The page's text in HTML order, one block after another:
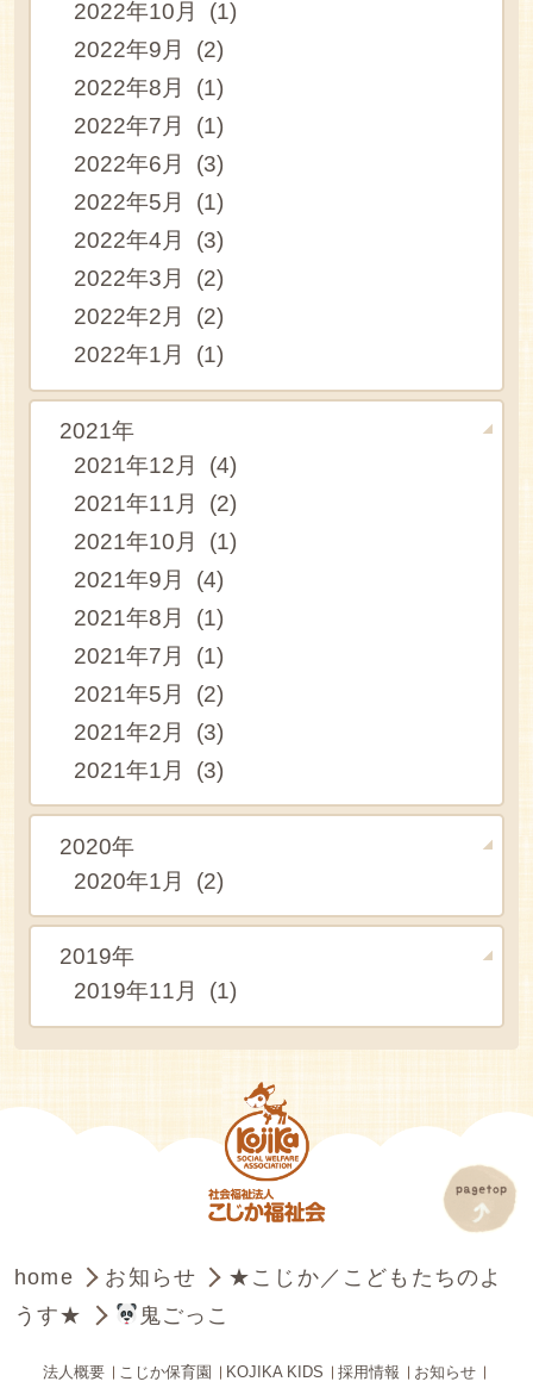
2022年10月 (1)
2022年9月 (2)
2022年8月 (1)
2022年7月 (1)
2022年6月 (3)
2022年5月 (1)
2022年4月 (3)
2022年3月 (2)
2022年2月 (2)
2022年1月 (1)
2021年
2021年12月 (4)
2021年11月 (2)
2021年10月 (1)
2021年9月 (4)
2021年8月 (1)
2021年7月 (1)
2021年5月 (2)
2021年2月 (3)
2021年1月 (3)
2020年
2020年1月 (2)
2019年
2019年11月 (1)
home お知らせ
★こじか／こどもたちのよ
うす★
鬼ごっこ
法人概要 こじか保育園 KOJIKA KIDS 採用情報 お知らせ